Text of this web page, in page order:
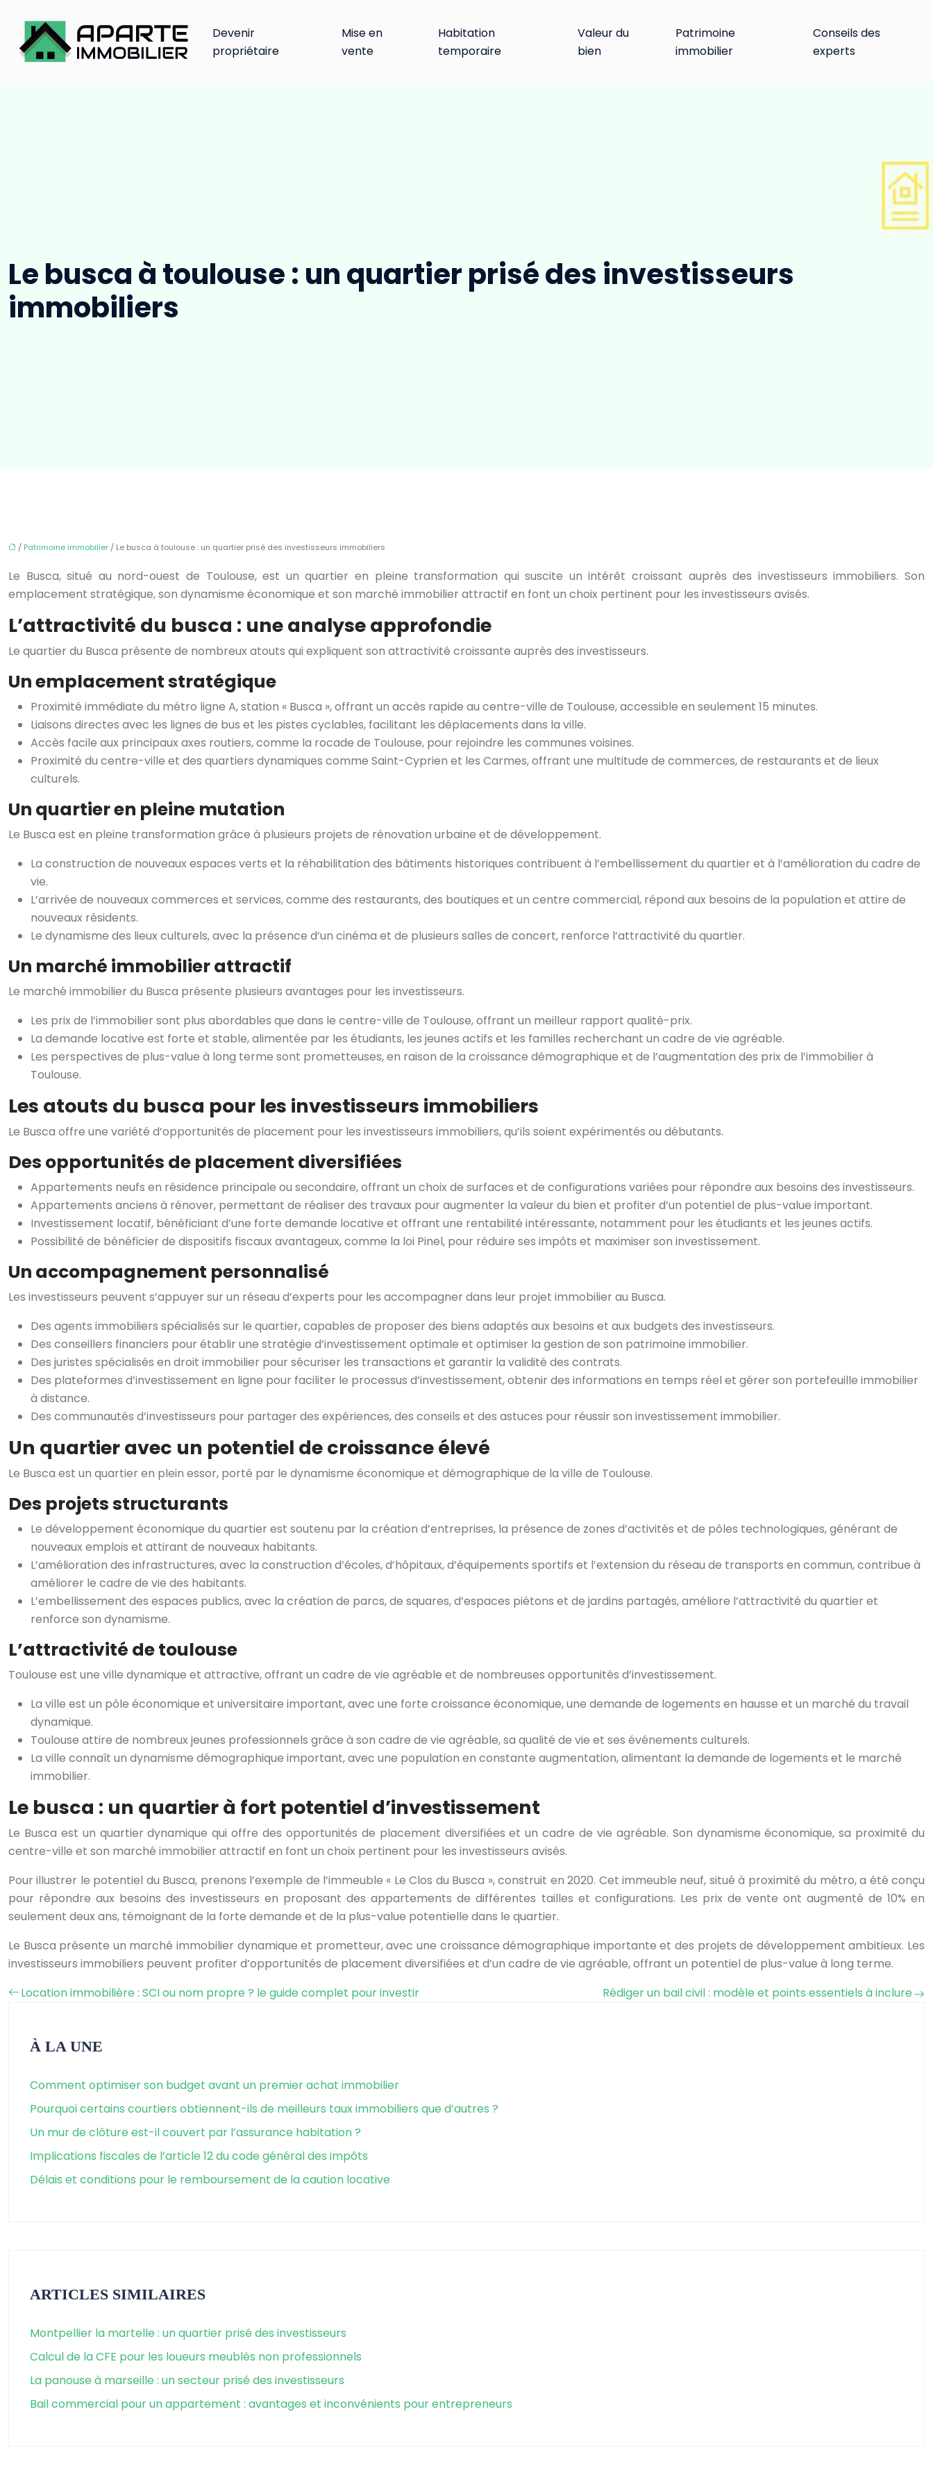
Devenir
propriétaire
Mise en
vente
Habitation
temporaire
Valeur du
bien
Patrimoine
immobilier
Conseils des
experts
Le busca à toulouse : un quartier prisé des investisseurs
immobiliers
/ Patrimoine immobilier / Le busca à toulouse : un quartier prisé des investisseurs immobiliers
Le Busca, situé au nord-ouest de Toulouse, est un quartier en pleine transformation qui suscite un intérêt croissant auprès des investisseurs immobiliers. Son
emplacement stratégique, son dynamisme économique et son marché immobilier attractif en font un choix pertinent pour les investisseurs avisés.
L’attractivité du busca : une analyse approfondie
Le quartier du Busca présente de nombreux atouts qui expliquent son attractivité croissante auprès des investisseurs.
Un emplacement stratégique
Proximité immédiate du métro ligne A, station « Busca », offrant un accès rapide au centre-ville de Toulouse, accessible en seulement 15 minutes.
Liaisons directes avec les lignes de bus et les pistes cyclables, facilitant les déplacements dans la ville.
Accès facile aux principaux axes routiers, comme la rocade de Toulouse, pour rejoindre les communes voisines.
Proximité du centre-ville et des quartiers dynamiques comme Saint-Cyprien et les Carmes, offrant une multitude de commerces, de restaurants et de lieux
culturels.
Un quartier en pleine mutation
Le Busca est en pleine transformation grâce à plusieurs projets de rénovation urbaine et de développement.
La construction de nouveaux espaces verts et la réhabilitation des bâtiments historiques contribuent à l’embellissement du quartier et à l’amélioration du cadre de
vie.
L’arrivée de nouveaux commerces et services, comme des restaurants, des boutiques et un centre commercial, répond aux besoins de la population et attire de
nouveaux résidents.
Le dynamisme des lieux culturels, avec la présence d’un cinéma et de plusieurs salles de concert, renforce l’attractivité du quartier.
Un marché immobilier attractif
Le marché immobilier du Busca présente plusieurs avantages pour les investisseurs.
Les prix de l’immobilier sont plus abordables que dans le centre-ville de Toulouse, offrant un meilleur rapport qualité-prix.
La demande locative est forte et stable, alimentée par les étudiants, les jeunes actifs et les familles recherchant un cadre de vie agréable.
Les perspectives de plus-value à long terme sont prometteuses, en raison de la croissance démographique et de l’augmentation des prix de l’immobilier à
Toulouse.
Les atouts du busca pour les investisseurs immobiliers
Le Busca offre une variété d’opportunités de placement pour les investisseurs immobiliers, qu’ils soient expérimentés ou débutants.
Des opportunités de placement diversifiées
Appartements neufs en résidence principale ou secondaire, offrant un choix de surfaces et de configurations variées pour répondre aux besoins des investisseurs.
Appartements anciens à rénover, permettant de réaliser des travaux pour augmenter la valeur du bien et profiter d’un potentiel de plus-value important.
Investissement locatif, bénéficiant d’une forte demande locative et offrant une rentabilité intéressante, notamment pour les étudiants et les jeunes actifs.
Possibilité de bénéficier de dispositifs fiscaux avantageux, comme la loi Pinel, pour réduire ses impôts et maximiser son investissement.
Un accompagnement personnalisé
Les investisseurs peuvent s’appuyer sur un réseau d’experts pour les accompagner dans leur projet immobilier au Busca.
Des agents immobiliers spécialisés sur le quartier, capables de proposer des biens adaptés aux besoins et aux budgets des investisseurs.
Des conseillers financiers pour établir une stratégie d’investissement optimale et optimiser la gestion de son patrimoine immobilier.
Des juristes spécialisés en droit immobilier pour sécuriser les transactions et garantir la validité des contrats.
Des plateformes d’investissement en ligne pour faciliter le processus d’investissement, obtenir des informations en temps réel et gérer son portefeuille immobilier
à distance.
Des communautés d’investisseurs pour partager des expériences, des conseils et des astuces pour réussir son investissement immobilier.
Un quartier avec un potentiel de croissance élevé
Le Busca est un quartier en plein essor, porté par le dynamisme économique et démographique de la ville de Toulouse.
Des projets structurants
Le développement économique du quartier est soutenu par la création d’entreprises, la présence de zones d’activités et de pôles technologiques, générant de
nouveaux emplois et attirant de nouveaux habitants.
L’amélioration des infrastructures, avec la construction d’écoles, d’hôpitaux, d’équipements sportifs et l’extension du réseau de transports en commun, contribue à
améliorer le cadre de vie des habitants.
L’embellissement des espaces publics, avec la création de parcs, de squares, d’espaces piétons et de jardins partagés, améliore l’attractivité du quartier et
renforce son dynamisme.
L’attractivité de toulouse
Toulouse est une ville dynamique et attractive, offrant un cadre de vie agréable et de nombreuses opportunités d’investissement.
La ville est un pôle économique et universitaire important, avec une forte croissance économique, une demande de logements en hausse et un marché du travail
dynamique.
Toulouse attire de nombreux jeunes professionnels grâce à son cadre de vie agréable, sa qualité de vie et ses événements culturels.
La ville connaît un dynamisme démographique important, avec une population en constante augmentation, alimentant la demande de logements et le marché
immobilier.
Le busca : un quartier à fort potentiel d’investissement
Le Busca est un quartier dynamique qui offre des opportunités de placement diversifiées et un cadre de vie agréable. Son dynamisme économique, sa proximité du
centre-ville et son marché immobilier attractif en font un choix pertinent pour les investisseurs avisés.
Pour illustrer le potentiel du Busca, prenons l’exemple de l’immeuble « Le Clos du Busca », construit en 2020. Cet immeuble neuf, situé à proximité du métro, a été conçu
pour répondre aux besoins des investisseurs en proposant des appartements de différentes tailles et configurations. Les prix de vente ont augmenté de 10% en
seulement deux ans, témoignant de la forte demande et de la plus-value potentielle dans le quartier.
Le Busca présente un marché immobilier dynamique et prometteur, avec une croissance démographique importante et des projets de développement ambitieux. Les
investisseurs immobiliers peuvent profiter d’opportunités de placement diversifiées et d’un cadre de vie agréable, offrant un potentiel de plus-value à long terme.
Location immobilière : SCI ou nom propre ? le guide complet pour investir
Rédiger un bail civil : modèle et points essentiels à inclure
À LA UNE
Comment optimiser son budget avant un premier achat immobilier
Pourquoi certains courtiers obtiennent-ils de meilleurs taux immobiliers que d’autres ?
Un mur de clôture est-il couvert par l’assurance habitation ?
Implications fiscales de l’article 12 du code général des impôts
Délais et conditions pour le remboursement de la caution locative
ARTICLES SIMILAIRES
Montpellier la martelle : un quartier prisé des investisseurs
Calcul de la CFE pour les loueurs meublés non professionnels
La panouse à marseille : un secteur prisé des investisseurs
Bail commercial pour un appartement : avantages et inconvénients pour entrepreneurs